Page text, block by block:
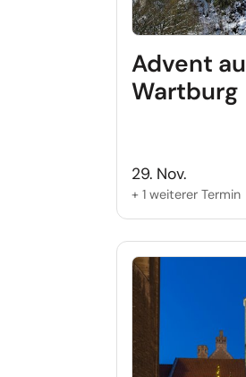
Advent
Wartburg
29. Nov.
+ 1 weiterer Termin